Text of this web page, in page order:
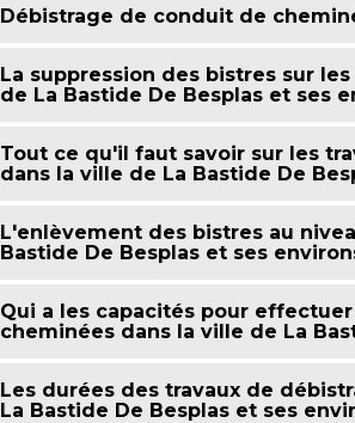
Débistrage de conduit de
La suppression des bistres sur
de La Bastide De Besplas et ses
Tout ce qu'il faut savoir sur les
dans la ville de La Bastide De
L'enlèvement des bistres au
Bastide De Besplas et ses
Qui a les capacités pour
cheminées dans la ville de La
Les durées des travaux de
La Bastide De Besplas et ses